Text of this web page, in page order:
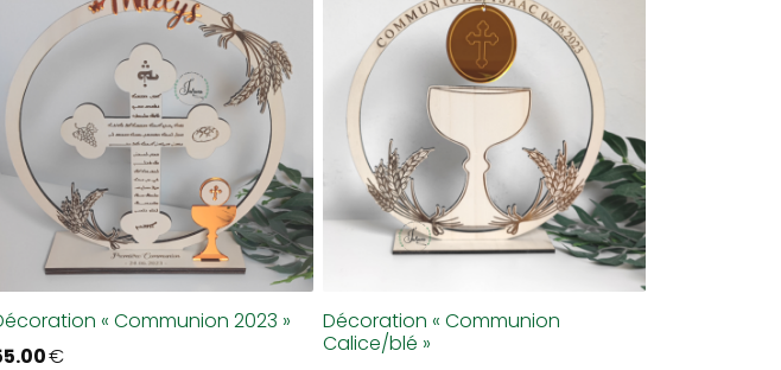
« Communion 2023 »
€
Décoration « Communion
Calice/blé »